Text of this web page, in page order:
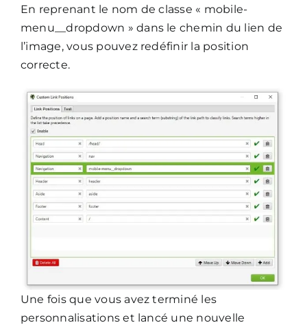
En reprenant le nom de classe « mobile-
menu__dropdown » dans le chemin du lien de
l’image, vous pouvez redéfinir la position
correcte.
Une fois que vous avez terminé les
personnalisations et lancé une nouvelle